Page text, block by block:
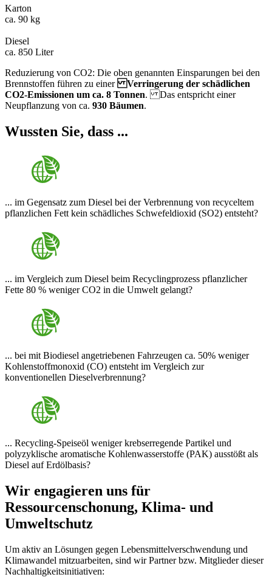
Karton
ca. 90 kg
Diesel
ca. 850 Liter
Reduzierung von CO2: Die oben genannten Einsparungen bei den
Brennstoffen führen zu einerVerringerung der schädlichen
CO2-Emissionen um ca. 8 Tonnen. Das entspricht einer
Neupflanzung von ca. 930 Bäumen.
Wussten Sie, dass ...
... im Gegensatz zum Diesel bei der Verbrennung von recyceltem
pflanzlichen Fett kein schädliches Schwefeldioxid (SO2) entsteht?
... im Vergleich zum Diesel beim Recyclingprozess pflanzlicher
Fette 80 % weniger CO2 in die Umwelt gelangt?
... bei mit Biodiesel angetriebenen Fahrzeugen ca. 50% weniger
Kohlenstoffmonoxid (CO) entsteht im Vergleich zur
konventionellen Dieselverbrennung?
... Recycling-Speiseöl weniger krebserregende Partikel und
polyzyklische aromatische Kohlenwasserstoffe (PAK) ausstößt als
Diesel auf Erdölbasis?
Wir engagieren uns für
Ressourcenschonung, Klima- und
Umweltschutz
Um aktiv an Lösungen gegen Lebensmittelverschwendung und
Klimawandel mitzuarbeiten, sind wir Partner bzw. Mitglieder dieser
Nachhaltigkeitsinitiativen: